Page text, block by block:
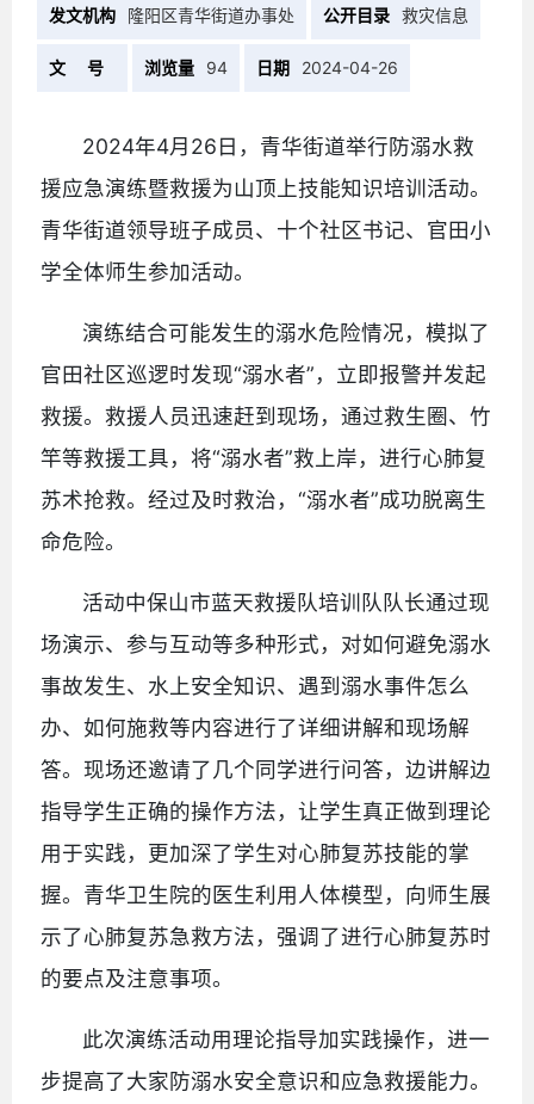
发文机构 隆阳区青华街道办事处 公开目录 救灾信息
文 号 浏览量 94 日期 2024-04-26
2024年4月26日，青华街道举行防溺水救
援应急演练暨救援为山顶上技能知识培训活动。
青华街道领导班子成员、十个社区书记、官田小
学全体师生参加活动。
演练结合可能发生的溺水危险情况，模拟了
官田社区巡逻时发现“溺水者”，立即报警并发起
救援。救援人员迅速赶到现场，通过救生圈、竹
竿等救援工具，将“溺水者”救上岸，进行心肺复
苏术抢救。经过及时救治，“溺水者”成功脱离生
命危险。
活动中保山市蓝天救援队培训队队长通过现
场演示、参与互动等多种形式，对如何避免溺水
事故发生、水上安全知识、遇到溺水事件怎么
办、如何施救等内容进行了详细讲解和现场解
答。现场还邀请了几个同学进行问答，边讲解边
指导学生正确的操作方法，让学生真正做到理论
用于实践，更加深了学生对心肺复苏技能的掌
握。青华卫生院的医生利用人体模型，向师生展
示了心肺复苏急救方法，强调了进行心肺复苏时
的要点及注意事项。
此次演练活动用理论指导加实践操作，进一
步提高了大家防溺水安全意识和应急救援能力。